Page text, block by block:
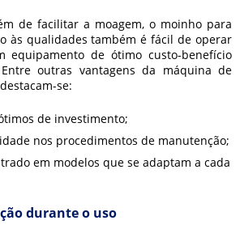
de facilitar a moagem, o moinho para
às qualidades também é fácil de operar
equipamento de ótimo custo-benefício
outras vantagens da máquina de
se:
de investimento;
nos procedimentos de manutenção;
em modelos que se adaptam a cada
durante o uso